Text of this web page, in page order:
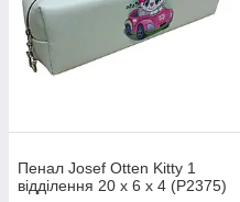
Пенал Josef Otten Kitty 1
відділення 20 х 6 х 4 (P2375)